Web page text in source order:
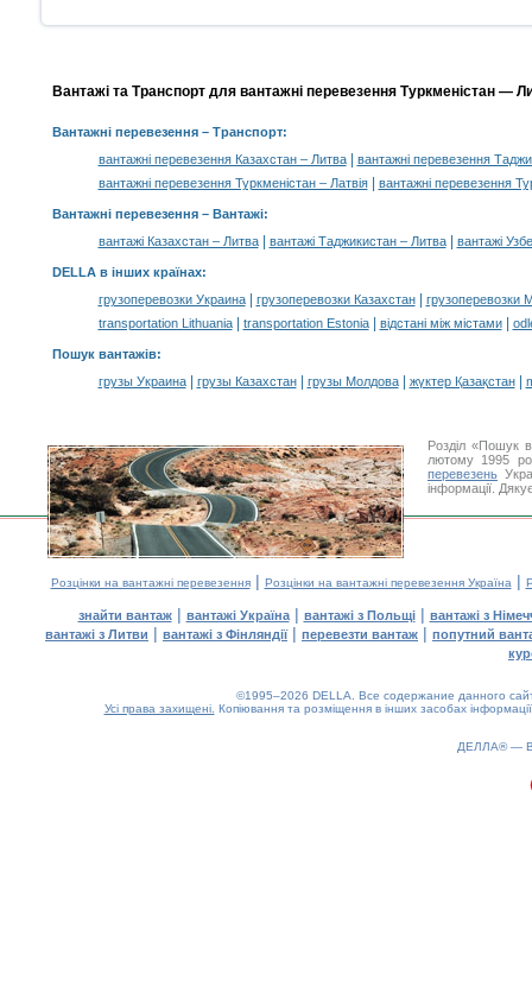
Вантажі та Транспорт для вантажні перевезення Туркменістан —
Вантажні перевезення– Транспорт:
вантажні перевезення Казахстан – Литва|
вантажні перевезення
вантажні перевезення Туркменістан – Латвія| вантажні перевезення
Вантажні перевезення – Вантажі:
вантажі Казахстан – Литва| вантажі Таджикистан – Литва| вантажі
DELLA в інших країнах:
грузоперевозки Украина| грузоперевозки Казахстан|
грузоперевозки
transportation Lithuania| transportation Estonia| відстані між містами|
Пошук вантажів:
грузы Украина| грузы Казахстан| грузы Молдова| жүктер Қазақстан|
Розділ «Пошук
лютому 1995
перевезень
інформації.
Розцінки на вантажні перевезення| Розцінки на вантажні перевезення Україна |
знайти вантаж| вантажі Україна| вантажі з Польщі| вантажі з
вантажі з Литви | вантажі з Фінляндії| перевезти вантаж | попутний
©1995–2026 DELLA. Все содержание данного
Усі права захищені. Копіювання та розміщення в інших засобах
ДЕЛЛА® —